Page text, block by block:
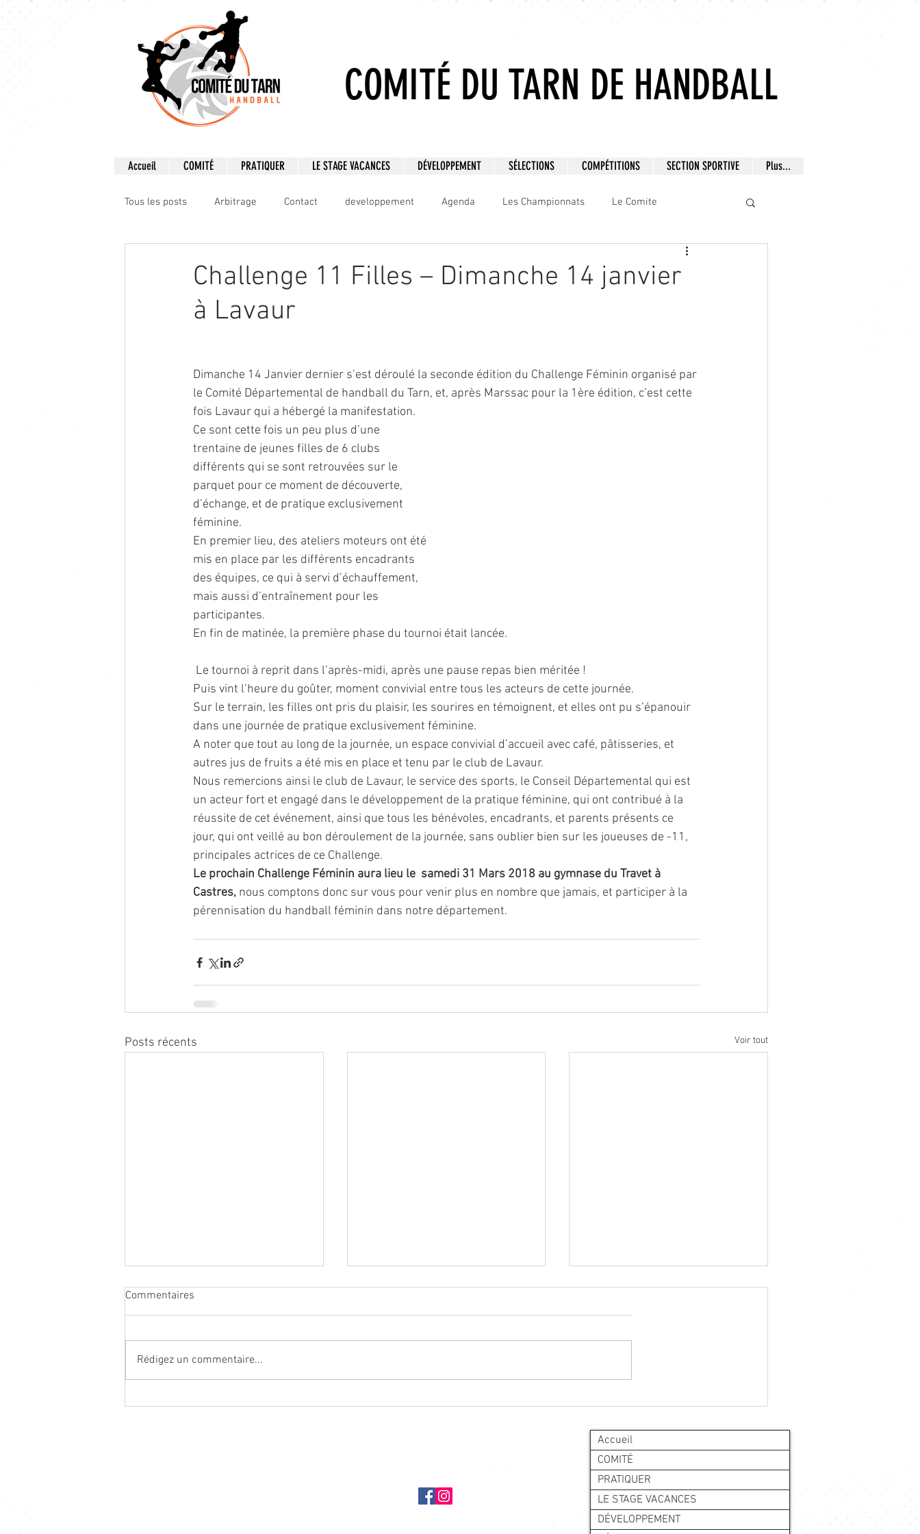
COMITÉ DU TARN DE HANDBALL
Accueil COMITÉ PRATIQUER LE STAGE VACANCES DÉVELOPPEMENT SÉLECTIONS COMPÉTITIONS SECTION SPORTIVE Plus...
Tous les posts Arbitrage Contact developpement Agenda Les Championnats Le Comite
Challenge 11 Filles – Dimanche 14 janvier
à Lavaur
Dimanche 14 Janvier dernier s’est déroulé la seconde édition du Challenge Féminin organisé par
le Comité Départemental de handball du Tarn, et, après Marssac pour la 1ère édition, c’est cette
fois Lavaur qui a hébergé la manifestation.
Ce sont cette fois un peu plus d’une
trentaine de jeunes filles de 6 clubs
différents qui se sont retrouvées sur le
parquet pour ce moment de découverte,
d’échange, et de pratique exclusivement
féminine.
En premier lieu, des ateliers moteurs ont été
mis en place par les différents encadrants
des équipes, ce qui à servi d’échauffement,
mais aussi d’entraînement pour les
participantes.
En fin de matinée, la première phase du tournoi était lancée.
Le tournoi à reprit dans l’après-midi, après une pause repas bien méritée !
Puis vint l’heure du goûter, moment convivial entre tous les acteurs de cette journée.
Sur le terrain, les filles ont pris du plaisir, les sourires en témoignent, et elles ont pu s’épanouir
dans une journée de pratique exclusivement féminine.
A noter que tout au long de la journée, un espace convivial d’accueil avec café, pâtisseries, et
autres jus de fruits a été mis en place et tenu par le club de Lavaur.
Nous remercions ainsi le club de Lavaur, le service des sports, le Conseil Départemental qui est
un acteur fort et engagé dans le développement de la pratique féminine, qui ont contribué à la
réussite de cet événement, ainsi que tous les bénévoles, encadrants, et parents présents ce
jour, qui ont veillé au bon déroulement de la journée, sans oublier bien sur les joueuses de -11,
principales actrices de ce Challenge.
Le prochain Challenge Féminin aura lieu le  samedi 31 Mars 2018 au gymnase du Travet à
Castres, nous comptons donc sur vous pour venir plus en nombre que jamais, et participer à la
pérennisation du handball féminin dans notre département.
Posts récents Voir tout
Commentaires
Rédigez un commentaire...
Accueil
COMITÉ
PRATIQUER
LE STAGE VACANCES
DÉVELOPPEMENT